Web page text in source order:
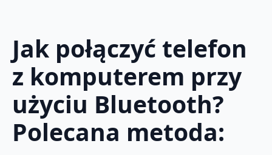
Jak połączyć telefon
z komputerem przy
użyciu Bluetooth?
Polecana metoda: